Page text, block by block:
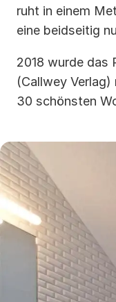
ruht in einem
eine beidseitig
2018 wurde das
(Callwey
30 schönsten